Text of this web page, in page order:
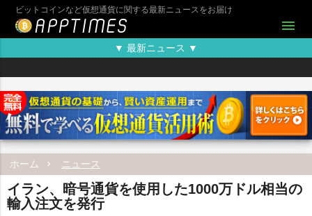
ビットコインなど仮想通貨に関する最新ニュースをお届け
menu
▼ 最新ニュース ▼
ホーム ニュース
イラン、暗号通貨を使用した1000万ドル相当の
輸入注文を発行